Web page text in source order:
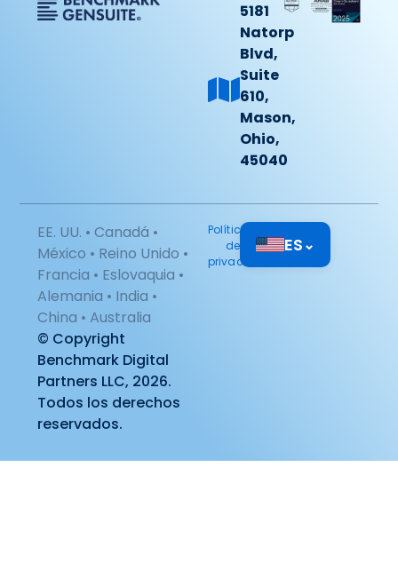
5181
Natorp
Blvd,
Suite
610,
Mason,
Ohio,
45040
EE. UU. • Canadá •
México • Reino Unido •
Francia • Eslovaquia •
Alemania • India •
China • Australia
© Copyright
Benchmark Digital
Partners LLC, 2026.
Todos los derechos
reservados.
Política
de
privacidad
ES⌄